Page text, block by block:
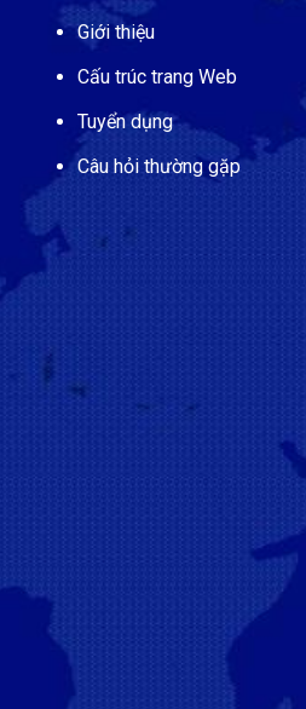
Giới thiệu
Cấu trúc trang Web
Tuyển dụng
Câu hỏi thường gặp